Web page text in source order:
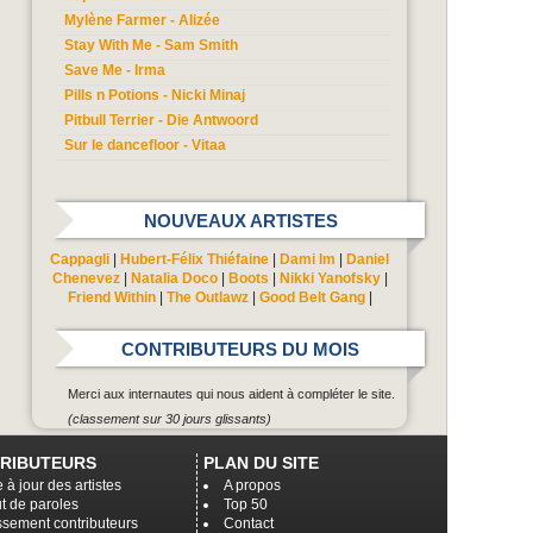
Mylène Farmer - Alizée
Stay With Me - Sam Smith
Save Me - Irma
Pills n Potions - Nicki Minaj
Pitbull Terrier - Die Antwoord
Sur le dancefloor - Vitaa
NOUVEAUX ARTISTES
Cappagli Hubert-Félix Thiéfaine Dami Im
Daniel
Chenevez| Natalia Doco| Boots Nikki Yanofsky|
Friend Within| The Outlawz| Good Belt Gang|
CONTRIBUTEURS DU MOIS
Merci aux internautes qui nous aident à compléter le site.
(classement sur 30 jours glissants)
PLAN DU SITE
A propos
Top 50
Contact
à jour des artistes
de paroles
contributeurs